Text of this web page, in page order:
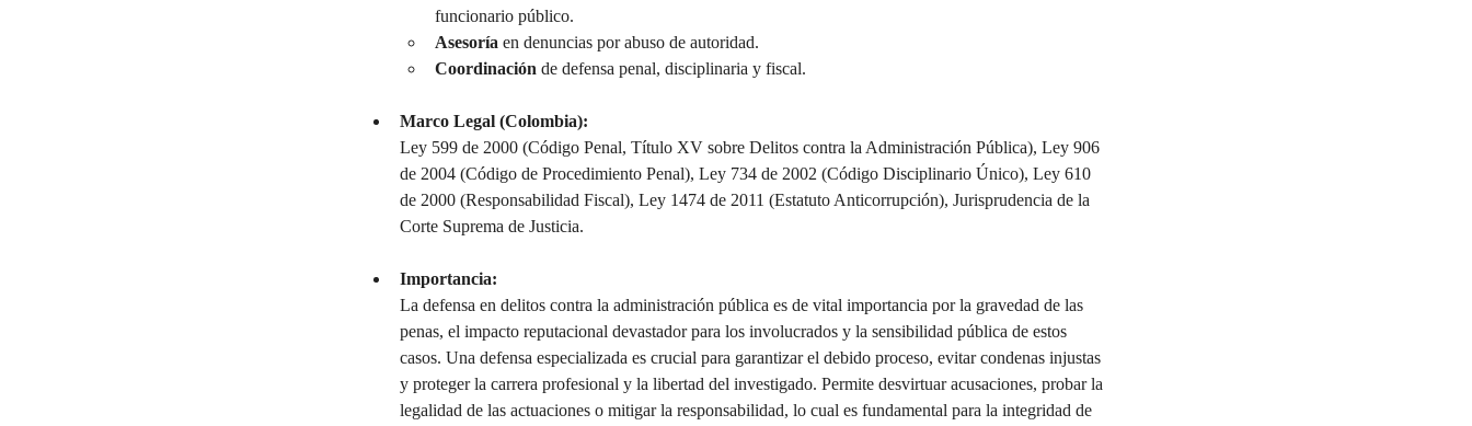
funcionario público.
Asesoría en denuncias por abuso de autoridad.
Coordinación de defensa penal, disciplinaria y fiscal.
Marco Legal (Colombia):
Ley 599 de 2000 (Código Penal, Título XV sobre Delitos contra la Administración Pública), Ley 906
de 2004 (Código de Procedimiento Penal), Ley 734 de 2002 (Código Disciplinario Único), Ley 610
de 2000 (Responsabilidad Fiscal), Ley 1474 de 2011 (Estatuto Anticorrupción), Jurisprudencia de la
Corte Suprema de Justicia.
Importancia:
La defensa en delitos contra la administración pública es de vital importancia por la gravedad de las
penas, el impacto reputacional devastador para los involucrados y la sensibilidad pública de estos
casos. Una defensa especializada es crucial para garantizar el debido proceso, evitar condenas injustas
y proteger la carrera profesional y la libertad del investigado. Permite desvirtuar acusaciones, probar la
legalidad de las actuaciones o mitigar la responsabilidad, lo cual es fundamental para la integridad de